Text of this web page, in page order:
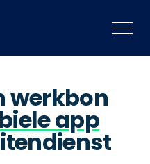
werkbon
app